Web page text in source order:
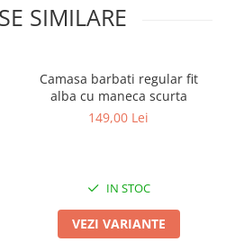
SIMILARE
Camasa barbati regular fit
alba cu maneca scurta
149,00 Lei
IN STOC
VEZI VARIANTE